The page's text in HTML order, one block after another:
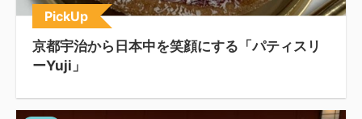
PickUp
京都宇治から日本中を笑顔にする「パティスリ
ーYuji」